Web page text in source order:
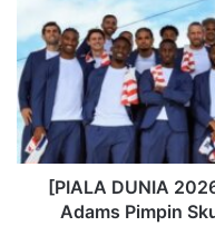
[PIALA DUNIA
Adams Pimpin